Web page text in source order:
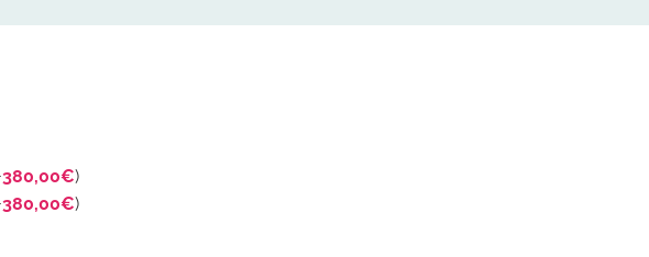
380,00€)
380,00€)